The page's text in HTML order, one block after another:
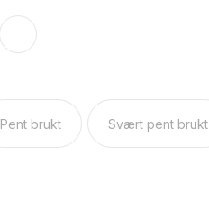
Pent brukt Svært pent brukt